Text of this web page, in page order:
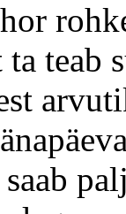
ta teab